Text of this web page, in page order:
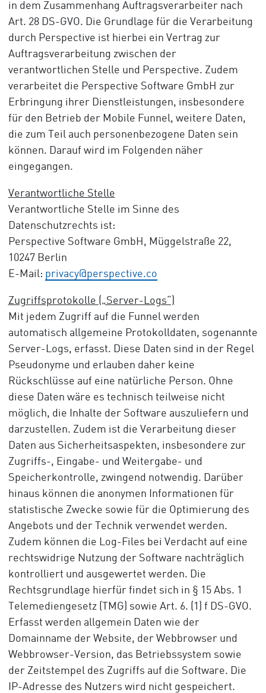
in dem Zusammenhang Auftragsverarbeiter nach
Art. 28 DS-GVO. Die Grundlage für die Verarbeitung
durch Perspective ist hierbei ein Vertrag zur
Auftragsverarbeitung zwischen der
verantwortlichen Stelle und Perspective. Zudem
verarbeitet die Perspective Software GmbH zur
Erbringung ihrer Dienstleistungen, insbesondere
für den Betrieb der Mobile Funnel, weitere Daten,
die zum Teil auch personenbezogene Daten sein
können. Darauf wird im Folgenden näher
eingegangen.
Verantwortliche Stelle
Verantwortliche Stelle im Sinne des
Datenschutzrechts ist:
Perspective Software GmbH, Müggelstraße 22,
10247 Berlin
E-Mail: privacy@perspective.co
Zugriffsprotokolle („Server-Logs“)
Mit jedem Zugriff auf die Funnel werden
automatisch allgemeine Protokolldaten, sogenannte
Server-Logs, erfasst. Diese Daten sind in der Regel
Pseudonyme und erlauben daher keine
Rückschlüsse auf eine natürliche Person. Ohne
diese Daten wäre es technisch teilweise nicht
möglich, die Inhalte der Software auszuliefern und
darzustellen. Zudem ist die Verarbeitung dieser
Daten aus Sicherheitsaspekten, insbesondere zur
Zugriffs-, Eingabe- und Weitergabe- und
Speicherkontrolle, zwingend notwendig. Darüber
hinaus können die anonymen Informationen für
statistische Zwecke sowie für die Optimierung des
Angebots und der Technik verwendet werden.
Zudem können die Log-Files bei Verdacht auf eine
rechtswidrige Nutzung der Software nachträglich
kontrolliert und ausgewertet werden. Die
Rechtsgrundlage hierfür findet sich in § 15 Abs. 1
Telemediengesetz (TMG) sowie Art. 6. (1) f DS-GVO.
Erfasst werden allgemein Daten wie der
Domainname der Website, der Webbrowser und
Webbrowser-Version, das Betriebssystem sowie
der Zeitstempel des Zugriffs auf die Software. Die
IP-Adresse des Nutzers wird nicht gespeichert.